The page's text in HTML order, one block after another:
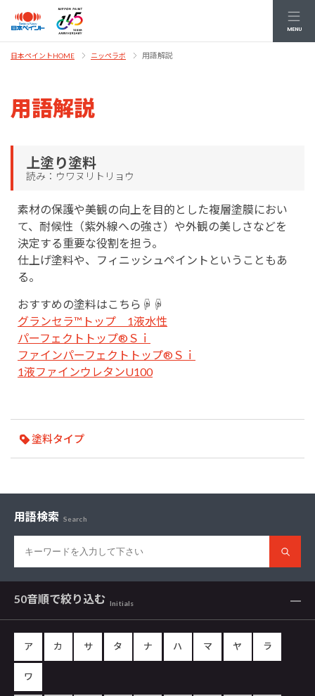
MENU
日本ペイントHOME ニッペラボ 用語解説
用語解説
上塗り塗料
読み：ウワヌリトリョウ
素材の保護や美観の向上を目的とした複層塗膜におい
て、耐候性（紫外線への強さ）や外観の美しさなどを
決定する重要な役割を担う。
仕上げ塗料や、フィニッシュペイントということもあ
る。
おすすめの塗料はこちら☟☟
グランセラ™トップ 1液水性
パーフェクトトップ®Ｓｉ
ファインパーフェクトトップ®Ｓｉ
1液ファインウレタンU100
塗料タイプ
用語検索 Search
50音順で絞り込む Initials
ア カ サ タ ナ ハ マ ヤ ラ
ワ